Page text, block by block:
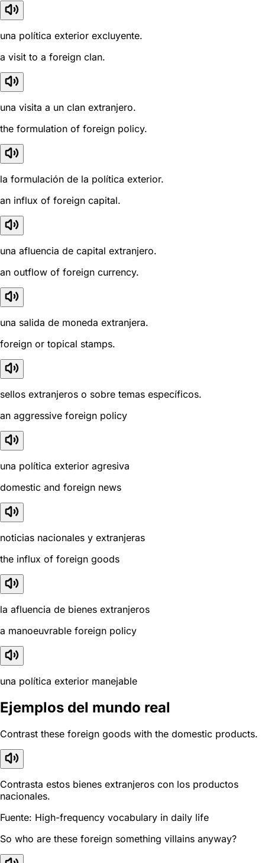
una política exterior excluyente.
a visit to a foreign clan.
una visita a un clan extranjero.
the formulation of foreign policy.
la formulación de la política exterior.
an influx of foreign capital.
una afluencia de capital extranjero.
an outflow of foreign currency.
una salida de moneda extranjera.
foreign or topical stamps.
sellos extranjeros o sobre temas específicos.
an aggressive foreign policy
una política exterior agresiva
domestic and foreign news
noticias nacionales y extranjeras
the influx of foreign goods
la afluencia de bienes extranjeros
a manoeuvrable foreign policy
una política exterior manejable
Ejemplos del mundo real
Contrast these foreign goods with the domestic products.
Contrasta estos bienes extranjeros con los productos
nacionales.
Fuente: High-frequency vocabulary in daily life
So who are these foreign something villains anyway?